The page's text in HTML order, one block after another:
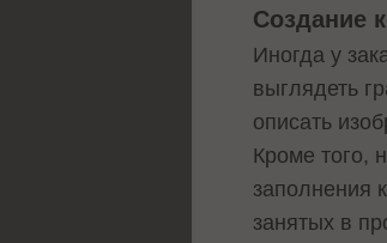
Создание
Иногда у
выглядеть
описать
Кроме того,
заполнения
занятых в